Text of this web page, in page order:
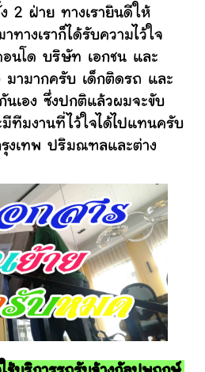
2 ฝ่าย ทางเรายินดีให้
ทางเราก็ได้รับความไว้ใจ
นโด บริษัท เอกชน และ
มามากครับ เด็กติดรถ และ
เอง ซึ่งปกติแล้วผมจะขับ
มีทีมงานที่ไว้ใจได้ไปแทนครับ
รุงเทพ ปริมณฑลและต่าง